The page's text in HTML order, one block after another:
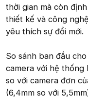
thời gian mà còn
thiết kế và công
yêu thích sự đổi mới.
So sánh ban đầu
camera với hệ thống
so với camera đơn
(6,4mm so với